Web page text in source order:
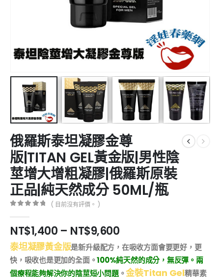
俄羅斯泰坦凝膠金尊
版|TITAN GEL黃金版|男性陰
莖增大增粗凝膠|俄羅斯原裝
正品|純天然成分 50ML/瓶
( 目前沒有評價。 )
NT$1,400 – NT$9,600
泰坦凝膠黃金版是新升級配方，在吸收方面會要更好，更
快，吸收也是更加的全面。100%純天然的成分，無反彈。兩
個療程能夠解決你的陰莖短小問題。金裝Titan Gel精華素